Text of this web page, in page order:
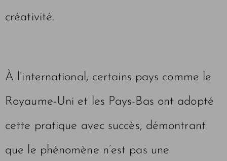
créativité.
À l’international, certains pays comme le
Royaume-Uni et les Pays-Bas ont adopté
cette pratique avec succès, démontrant
que le phénomène n’est pas une